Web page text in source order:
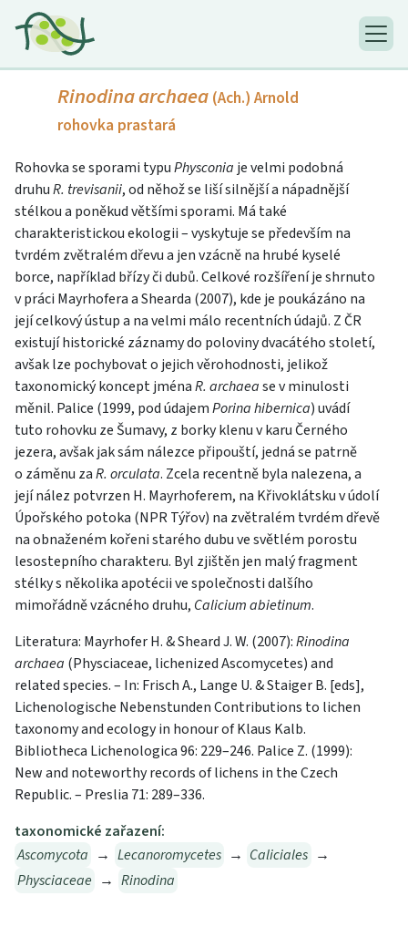
Rinodina archaea (Ach.) Arnold
rohovka prastará
Rohovka se sporami typuPhysconia je velmi podobná
druhuR. trevisanii, od něhož se liší silnější a nápadnější
stélkou a poněkud většími sporami. Má také
charakteristickou ekologii – vyskytuje se především na
tvrdém zvětralém dřevu a jen vzácně na hrubé kyselé
borce, například břízy či dubů. Celkové rozšíření je shrnuto
v práci Mayrhofera a Shearda (2007), kde je poukázáno na
její celkový ústup a na velmi málo recentních údajů. Z ČR
existují historické záznamy do poloviny dvacátého století,
avšak lze pochybovat o jejich věrohodnosti, jelikož
taxonomický koncept jménaR. archaease v minulosti
měnil. Palice (1999, pod údajemPorina hibernica) uvádí
tuto rohovku ze Šumavy, z borky klenu v karu Černého
jezera, avšak jak sám nálezce připouští, jedná se patrně
o záměnu zaR. orculata. Zcela recentně byla nalezena, a
její nález potvrzen H. Mayrhoferem, na Křivoklátsku v údolí
Úpořského potoka (NPR Týřov) na zvětralém tvrdém dřevě
na obnaženém kořeni starého dubu ve světlém porostu
lesostepního charakteru. Byl zjištěn jen malý fragment
stélky s několika apotécii ve společnosti dalšího
mimořádně vzácného druhu, Calicium abietinum.
Literatura: Mayrhofer H. & Sheard J. W. (2007):Rinodina
archaea (Physciaceae, lichenized Ascomycetes) and
related species. – In: Frisch A., Lange U. & Staiger B. [eds],
Lichenologische Nebenstunden Contributions to lichen
taxonomy and ecology in honour of Klaus Kalb.
Bibliotheca Lichenologica 96: 229–246. Palice Z. (1999):
New and noteworthy records of lichens in the Czech
Republic. – Preslia 71: 289–336.
taxonomické zařazení:
Ascomycota → Lecanoromycetes → Caliciales →
Physciaceae → Rinodina